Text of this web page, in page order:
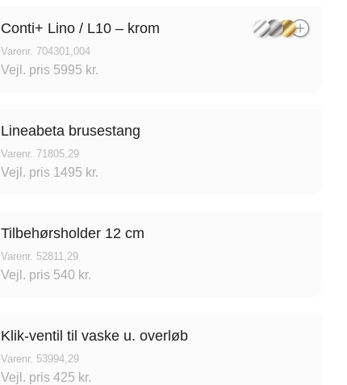
Conti+ Lino / L10 – krom
Varenr. 704301,004
Vejl. pris 5995 kr.
Lineabeta brusestang
Varenr. 71805,29
Vejl. pris 1495 kr.
Tilbehørsholder 12 cm
Varenr. 52811,29
Vejl. pris 540 kr.
Klik-ventil til vaske u. overløb
Varenr. 53994,29
Vejl. pris 425 kr.